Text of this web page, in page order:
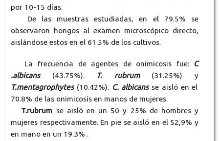
por 10-15 días.
De las muestras estudiadas, en el 79.5% se
observaron hongos al examen microscópico directo,
aislándose estos en el 61.5% de los cultivos.
La frecuencia de agentes de onimicosis fue:
C
.albicans(43.75%).T. rubrum(31.25%) y
T.mentagrophytes (10.42%). C. albicans se aisló en el
70.8% de las onimicosis en manos de mujeres.
T.rubrum se aisló en un 50 y 25% de hombres y
mujeres respectivamente. En pie se aisló en el 52,9% y
en mano en un 19.3% .